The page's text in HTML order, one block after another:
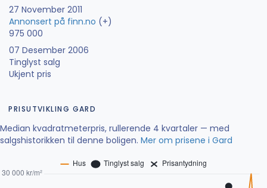
27 November 2011
Annonsert på finn.no (+)
975 000
07 Desember 2006
Tinglyst salg
Ukjent pris
PRISUTVIKLING GARD
Median kvadratmeterpris, rullerende 4 kvartaler — med
salgshistorikken til denne boligen. Mer om prisene i Gard